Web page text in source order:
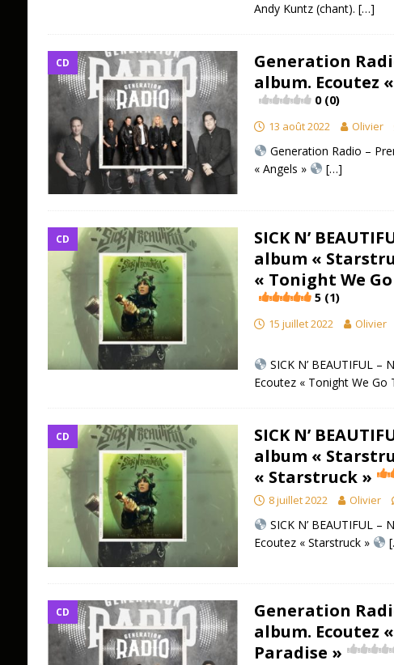
Andy Kuntz (chant). […]
CD
Generation
album. Ecoutez
0 (0)
13 août 2022 Olivier
Generation Radio –
« Angels »
[…]
CD
SICK N’
album «
« Tonight We
5 (1)
15 juillet 2022 Olivier
SICK N’ BEAUTIFUL –
Ecoutez « Tonight We Go
CD
SICK N’
album «
« Starstruck »
8 juillet 2022 Olivier
SICK N’ BEAUTIFUL –
Ecoutez « Starstruck »
CD
Generation
album. Ecoutez
Paradise »